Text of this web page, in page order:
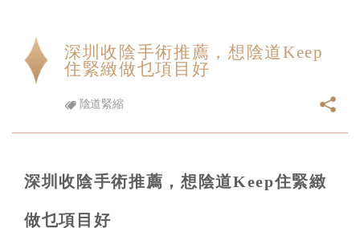
深圳收陰手術推薦，想陰道Keep
住緊緻做乜項目好
陰道緊縮
深圳收陰手術推薦，想陰道Keep住緊緻
做乜項目好